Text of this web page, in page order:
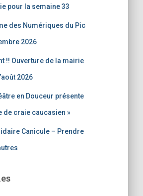
pour la semaine 33
des Numériques du Pic
2026
!! Ouverture de la mairie
2026
en Douceur présente
de craie caucasien »
Canicule – Prendre